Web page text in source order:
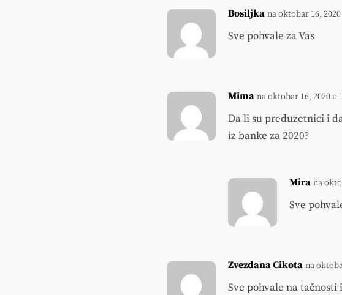
Bosiljka na oktobar 16,
Sve pohvale za Vas
Mima na oktobar 16, 2020 u
Da li su preduzetnici i
iz banke za 2020?
Mira na
Sve
Zvezdana Cikota na
Sve pohvale na